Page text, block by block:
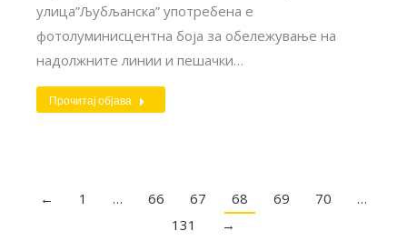
улица”Љубљанска” употребена е
фотолуминисцентна боја за обележување на
надолжните линии и пешачки…
Прочитај објава
← 1 … 66 67 68 69 70
…
131
→